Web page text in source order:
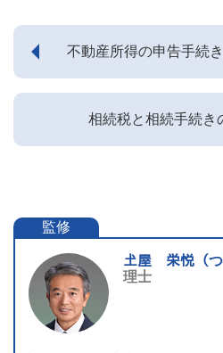
不動産所得の申告手続
相続税と相続手続き
監修
𡈽屋 栄悦（
理士